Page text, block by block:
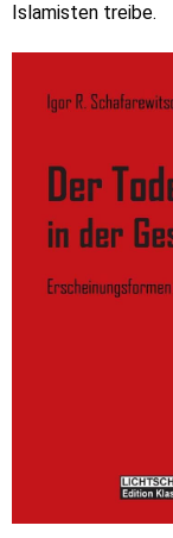
Islamisten treibe.